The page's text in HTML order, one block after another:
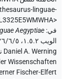
linguae-
في:
Aegyptiae